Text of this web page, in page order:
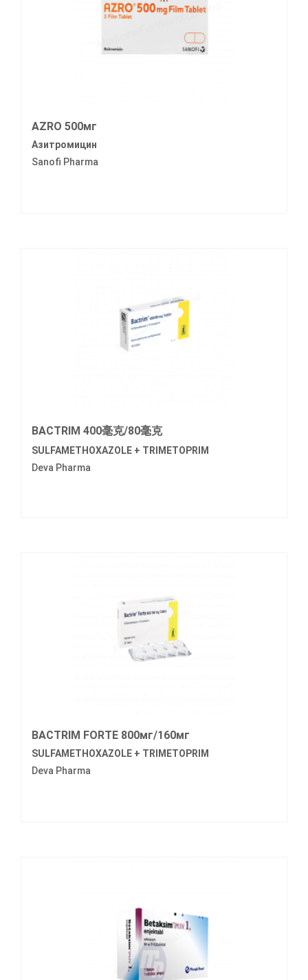
AZRO 500мг
Азитромицин
Sanofi Pharma
BACTRIM 400毫克/80毫克
SULFAMETHOXAZOLE + TRIMETOPRIM
Deva Pharma
BACTRIM FORTE 800мг/160мг
SULFAMETHOXAZOLE + TRIMETOPRIM
Deva Pharma